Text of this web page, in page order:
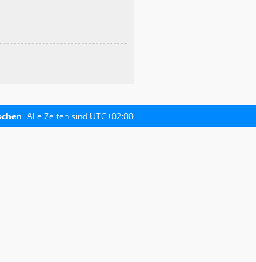
Alle Zeiten sind UTC+02:00